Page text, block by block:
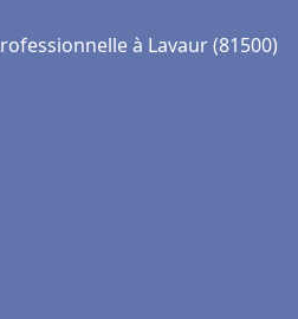
à Lavaur (81500)